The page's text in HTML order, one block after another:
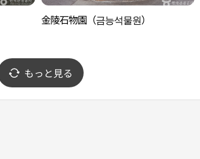
金陵石物園（금능석물원）
もっと見る